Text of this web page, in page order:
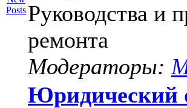
Руководства и
ремонта
Модераторы:
Юридический